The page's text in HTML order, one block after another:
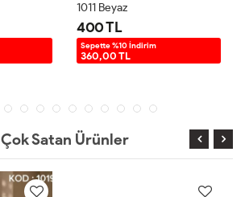
1011 Beyaz
400 TL
Sepette %10 İndirim
360,00 TL
Çok Satan Ürünler